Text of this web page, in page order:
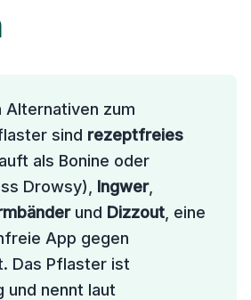
Alternativen zum
sind rezeptfreies
als Bonine oder
Drowsy), Ingwer,
und Dizzout , eine
App gegen
Das Pflaster ist
nennt laut